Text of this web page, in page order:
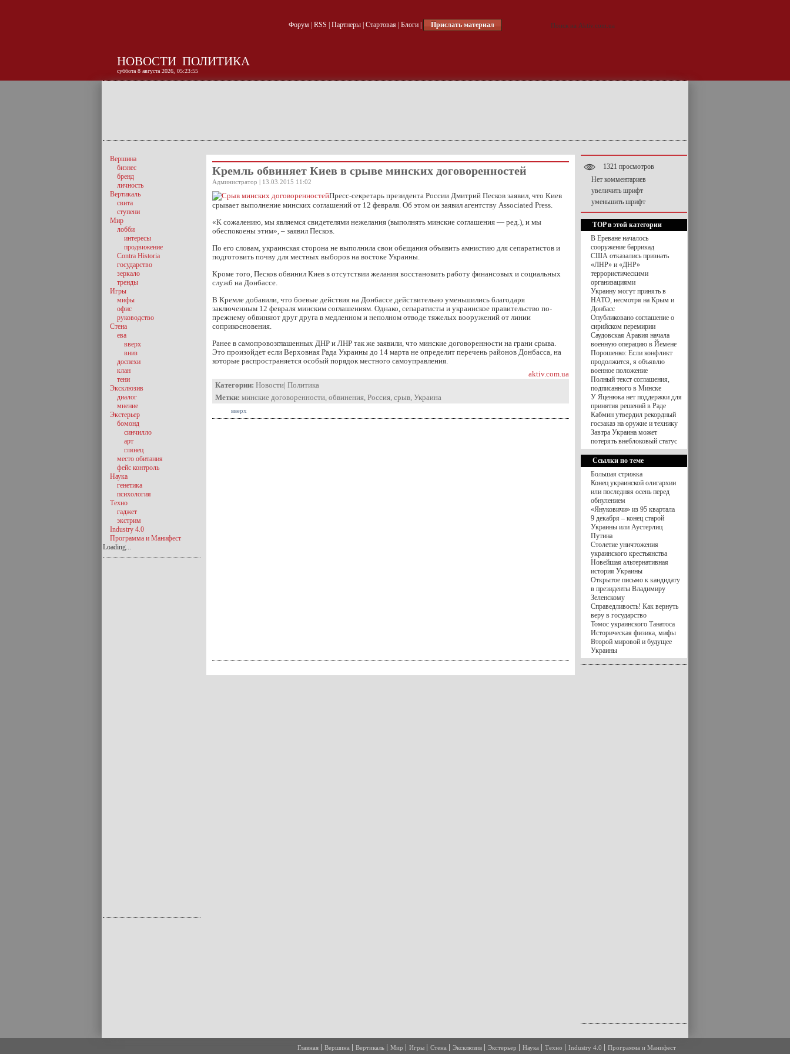
Форум| RSS Партнеры| Стартовая| Блоги| Прислать материал
НОВОСТИ ПОЛИТИКА
суббота 8 августа 2026, 05:23:56
Кремль обвиняет Киев в срыве минских договоренностей
Администратор | 13.03.2015 11:02
Пресс-секретарь президента России Дмитрий Песков заявил, что Киев
срывает выполнение минских соглашений от 12 февраля. Об этом он заявил агентству Associated Press.
«К сожалению, мы являемся свидетелями нежелания (выполнять минские соглашения — ред.), и мы
обеспокоены этим», – заявил Песков.
По его словам, украинская сторона не выполнила свои обещания объявить амнистию для сепаратистов и
подготовить почву для местных выборов на востоке Украины.
Кроме того, Песков обвинил Киев в отсутствии желания восстановить работу финансовых и социальных
служб на Донбассе.
В Кремле добавили, что боевые действия на Донбассе действительно уменьшились благодаря
заключенным 12 февраля минским соглашениям. Однако, сепаратисты и украинское правительство по-
прежнему обвиняют друг друга в медленном и неполном отводе тяжелых вооружений от линии
соприкосновения.
Ранее в самопровозглашенных ДНР и ЛНР так же заявили, что минские договоренности на грани срыва.
Это произойдет если Верховная Рада Украины до 14 марта не определит перечень районов Донбасса, на
которые распространяется особый порядок местного самоуправления.
aktiv.com.ua
Категории: Новости| Политика
Метки: минские договоренности, обвинения, Россия, срыв, Украина
вверх
Вершина
бизнес
бренд
личность
Вертикаль
свита
ступени
Мир
лобби
интересы
продвижение
Contra Historia
государство
зеркало
тренды
Игры
мифы
офис
руководство
Стена
ева
вверх
вниз
доспехи
клан
тени
Эксклюзив
диалог
мнение
Экстерьер
бомонд
синчилло
арт
глянец
место обитания
фейс контроль
Наука
генетика
психология
Техно
гаджет
экстрим
Industry 4.0
Программа и Манифест
Loading...
1321 просмотров
Нет комментариев
увеличить шрифт
уменьшить шрифт
TOP в этой категории
В Ереване началось
сооружение баррикад
США отказались признать
«ЛНР» и «ДНР»
террористическими
организациями
Украину могут принять в
НАТО, несмотря на Крым и
Донбасс
Опубликовано соглашение о
сирийском перемирии
Саудовская Аравия начала
военную операцию в Йемене
Порошенко: Если конфликт
продолжится, я объявлю
военное положение
Полный текст соглашения,
подписанного в Минске
У Яценюка нет поддержки для
принятия решений в Раде
Кабмин утвердил рекордный
госзаказ на оружие и технику
Завтра Украина может
потерять внеблоковый статус
Ссылки по теме
Большая стрижка
Конец украинской олигархии
или последняя осень перед
обнулением
«Януковичи» из 95 квартала
9 декабря – конец старой
Украины или Аустерлиц
Путина
Столетие уничтожения
украинского крестьянства
Новейшая альтернативная
история Украины
Открытое письмо к кандидату
в президенты Владимиру
Зеленскому
Справедливость! Как вернуть
веру в государство
Томос украинского Танатоса
Историческая физика, мифы
Второй мировой и будущее
Украины
Главная Вершина Вертикаль Мир Игры Стена Эксклюзив Экстерьер Наука Техно Industry 4.0
Программа и Манифест